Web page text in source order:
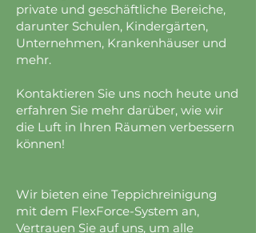
private und geschäftliche Bereiche,
darunter Schulen, Kindergärten,
Unternehmen, Krankenhäuser und
mehr.
Kontaktieren Sie uns noch heute und
erfahren Sie mehr darüber, wie wir
die Luft in Ihren Räumen verbessern
können!
Wir bieten eine Teppichreinigung
mit dem FlexForce-System an,
Vertrauen Sie auf uns, um alle